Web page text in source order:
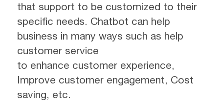
that support to be customized to their
specific needs. Chatbot can help
business in many ways such as help
customer service
to enhance customer experience,
Improve customer engagement, Cost
saving, etc.